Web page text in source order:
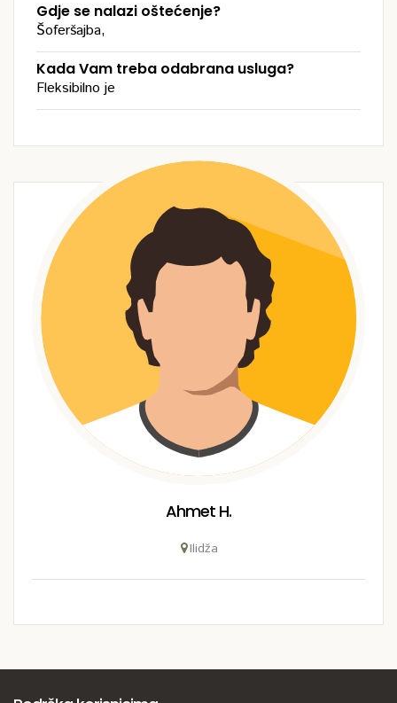
Gdje se nalazi oštećenje?
Šoferšajba,
Kada Vam treba odabrana usluga?
Fleksibilno je
Ahmet H.
Ilidža